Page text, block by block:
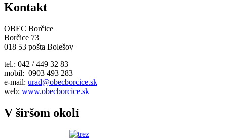
Kontakt
OBEC Borčice
Borčice 73
018 53 pošta Bolešov
tel.: 042 / 449 32 83
mobil: 0903 493 283
e-mail: urad@obecborcice.sk
web: www.obecborcice.sk
V širšom okolí